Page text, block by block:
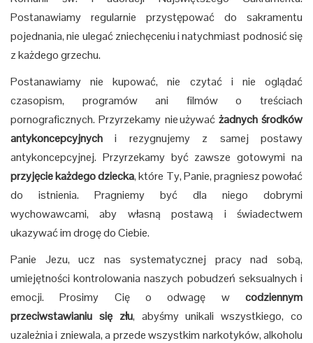
Postanawiamy regularnie przystępować do sakramentu
pojednania, nie ulegać zniechęceniu i natychmiast podnosić się
z każdego grzechu.
Postanawiamy nie kupować, nie czytać i nie oglądać
czasopism, programów ani filmów o treściach
pornograficznych. Przyrzekamy nie używać żadnych środków
antykoncepcyjnych i rezygnujemy z samej postawy
antykoncepcyjnej. Przyrzekamy być zawsze gotowymi na
przyjęcie każdego dziecka, które Ty, Panie, pragniesz powołać
do istnienia. Pragniemy być dla niego dobrymi
wychowawcami, aby własną postawą i świadectwem
ukazywać im drogę do Ciebie.
Panie Jezu, ucz nas systematycznej pracy nad sobą,
umiejętności kontrolowania naszych pobudzeń seksualnych i
emocji. Prosimy Cię o odwagę w codziennym
przeciwstawianiu się złu, abyśmy unikali wszystkiego, co
uzależnia i zniewala, a przede wszystkim narkotyków, alkoholu